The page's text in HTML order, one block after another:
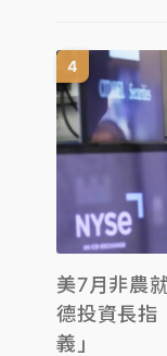
美7月非農
德投資長指
義」